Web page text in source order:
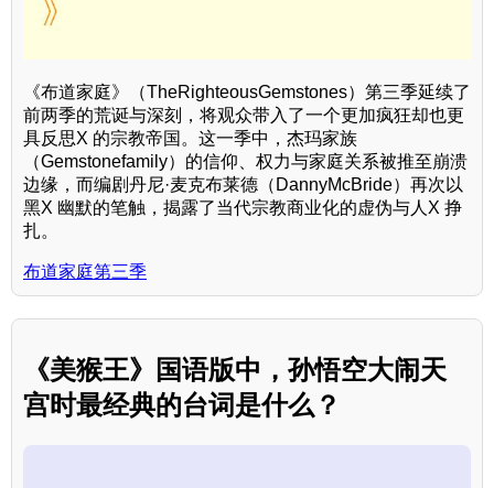
《布道家庭》（TheRighteousGemstones）第三季延续了
前两季的荒诞与深刻，将观众带入了一个更加疯狂却也更
具反思X 的宗教帝国。这一季中，杰玛家族
（Gemstonefamily）的信仰、权力与家庭关系被推至崩溃
边缘，而编剧丹尼·麦克布莱德（DannyMcBride）再次以
黑X 幽默的笔触，揭露了当代宗教商业化的虚伪与人X 挣
扎。
布道家庭第三季
《美猴王》国语版中，孙悟空大闹天
宫时最经典的台词是什么？